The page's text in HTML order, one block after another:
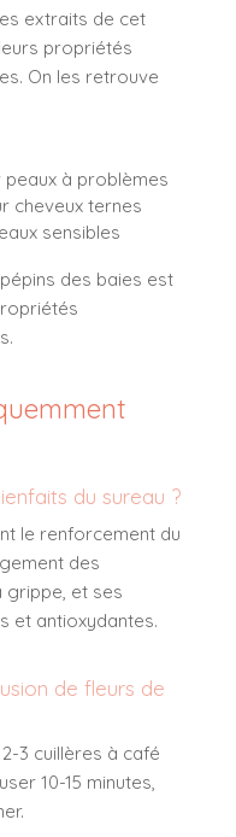
extraits de cet
propriétés
On les retrouve
à problèmes
cheveux ternes
sensibles
des baies est
du sureau ?
le renforcement du
des
grippe, et ses
et antioxydantes.
de fleurs de
3 cuillères à café
10-15 minutes,